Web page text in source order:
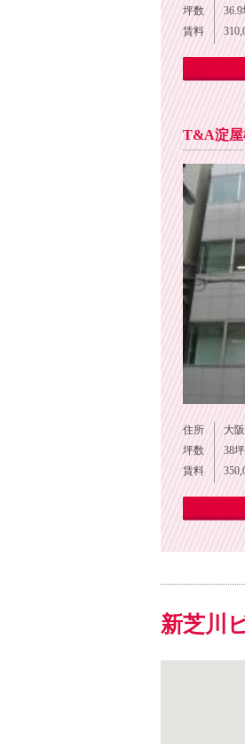
坪数
36.9
賃料
T&A淀屋
住所
大
坪数
38坪
賃料
新芝川